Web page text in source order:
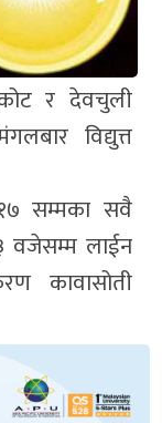
र देवचुली
विद्युत्त
सम्मका सवै
वजेसम्म लाईन
कावासोती